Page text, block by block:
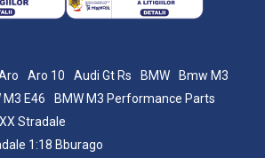
Aro 10 Audi Gt Rs BMW
Bmw M3
M3 E46
BMW M3 Performance Parts
Stradale
1:18 Bburago